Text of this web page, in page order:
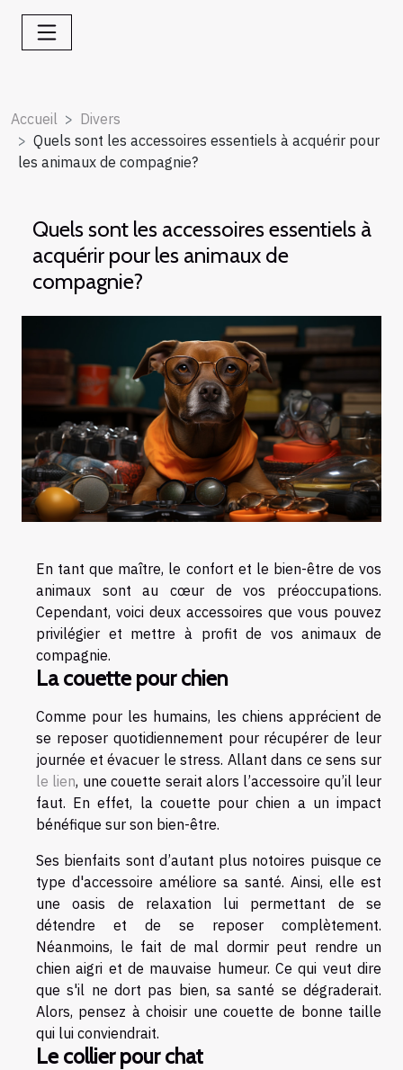
Accueil
Divers
Quels sont les accessoires essentiels à acquérir pour
les animaux de compagnie?
Quels sont les accessoires essentiels à
acquérir pour les animaux de
compagnie?
En tant que maître, le confort et le bien-être de vos
animaux sont au cœur de vos préoccupations.
Cependant, voici deux accessoires que vous pouvez
privilégier et mettre à profit de vos animaux de
compagnie.
La couette pour chien
Comme pour les humains, les chiens apprécient de
se reposer quotidiennement pour récupérer de leur
journée et évacuer le stress. Allant dans ce sens sur
le lien, une couette serait alors l’accessoire qu’il leur
faut. En effet, la couette pour chien a un impact
bénéfique sur son bien-être.
Ses bienfaits sont d’autant plus notoires puisque ce
type d'accessoire améliore sa santé. Ainsi, elle est
une oasis de relaxation lui permettant de se
détendre et de se reposer complètement.
Néanmoins, le fait de mal dormir peut rendre un
chien aigri et de mauvaise humeur. Ce qui veut dire
que s'il ne dort pas bien, sa santé se dégraderait.
Alors, pensez à choisir une couette de bonne taille
qui lui conviendrait.
Le collier pour chat